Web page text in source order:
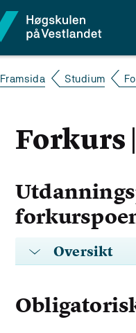
Framsida Studium
Forkurs
Oversikt